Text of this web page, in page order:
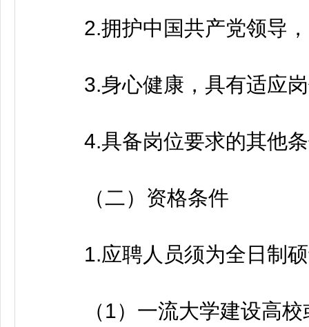
2.拥护中国共产党领导，
3.身心健康，具有适应岗
4.具备岗位要求的其他条
（二）资格条件
1.应聘人员须为全日制硕
（1）一流大学建设高校